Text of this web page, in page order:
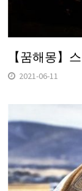
【꿈해몽】
2021-06-11